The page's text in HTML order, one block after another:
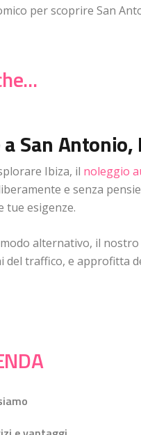
per scoprire San
San Antonio,
Ibiza, il noleggio
e senza
tue esigenze.
alternativo, il
traffico, e approfitta